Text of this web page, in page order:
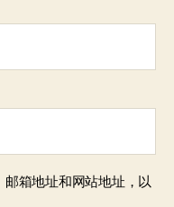
箱地址和网站地址，以